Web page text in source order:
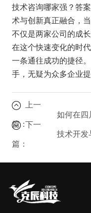
技术咨询哪家强？答
术与创新真正融合，
不仅是两家公司的成
在这个快速变化的时
一条通往成功的捷径
手，无疑为众多企业
上一
篇：下一
篇：